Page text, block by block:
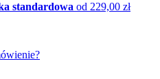
standardowa od 229,00 zł